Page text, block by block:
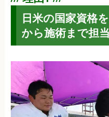
日米の国家資格
から施術まで担当